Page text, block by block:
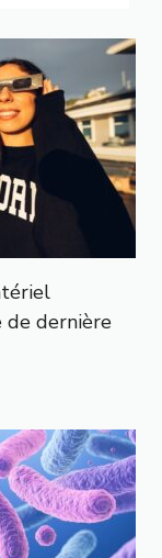
de dernière